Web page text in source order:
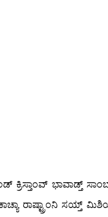
ಭಾವಾಡ್ತ್
ರಾಷ್ಟ್ರಾಂನಿ ಸಯ್ತ್